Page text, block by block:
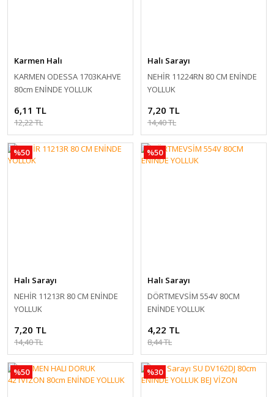
Karmen Halı
KARMEN ODESSA 1703KAHVE
80cm ENİNDE YOLLUK
6,11 TL
12,22 TL
Halı Sarayı
NEHİR 11224RN 80 CM ENİNDE
YOLLUK
7,20 TL
14,40 TL
%50
Halı Sarayı
NEHİR 11213R 80 CM ENİNDE
YOLLUK
7,20 TL
14,40 TL
%50
Halı Sarayı
DÖRTMEVSİM 554V 80CM
ENİNDE YOLLUK
4,22 TL
8,44 TL
%50 %30